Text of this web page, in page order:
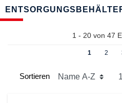
1 - 20 von 47
1 2
Sortieren